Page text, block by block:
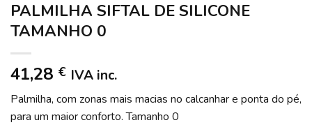
PALMILHA SIFTAL DE SILICONE
TAMANHO 0
41,28 € IVA inc.
Palmilha, com zonas mais macias no calcanhar e ponta do pé,
para um maior conforto. Tamanho 0